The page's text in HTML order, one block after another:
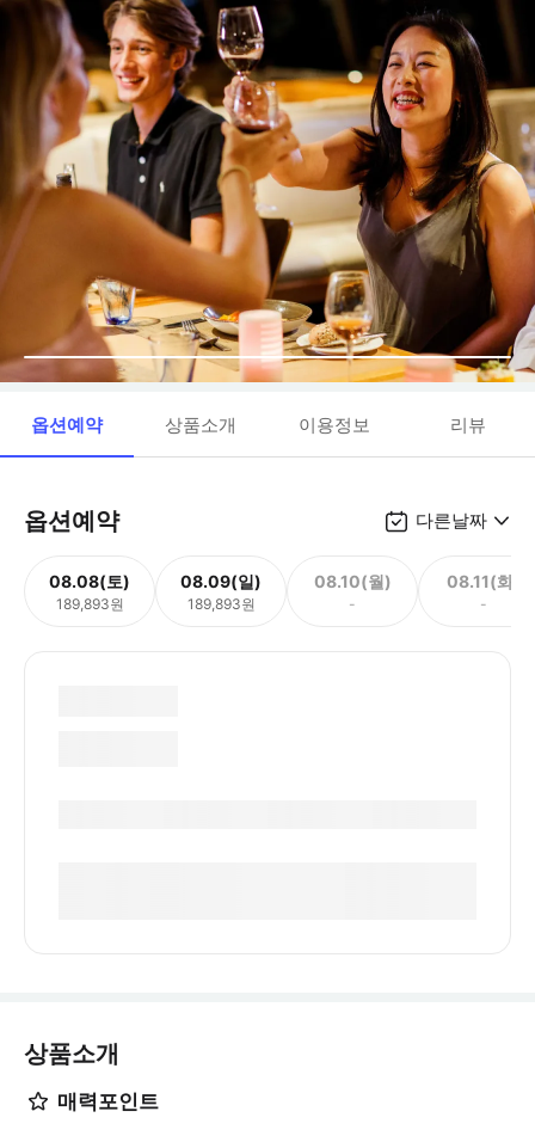
옵션예약 상품소개 이용정보 리뷰
옵션예약 다른날짜
08.08(토)
189,893원
08.09(일)
189,893원
08.10(월)
-
08.11(화)
-
상품소개
매력포인트